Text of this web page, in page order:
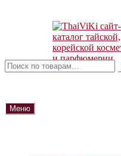
содержимому
Искать:
Меню